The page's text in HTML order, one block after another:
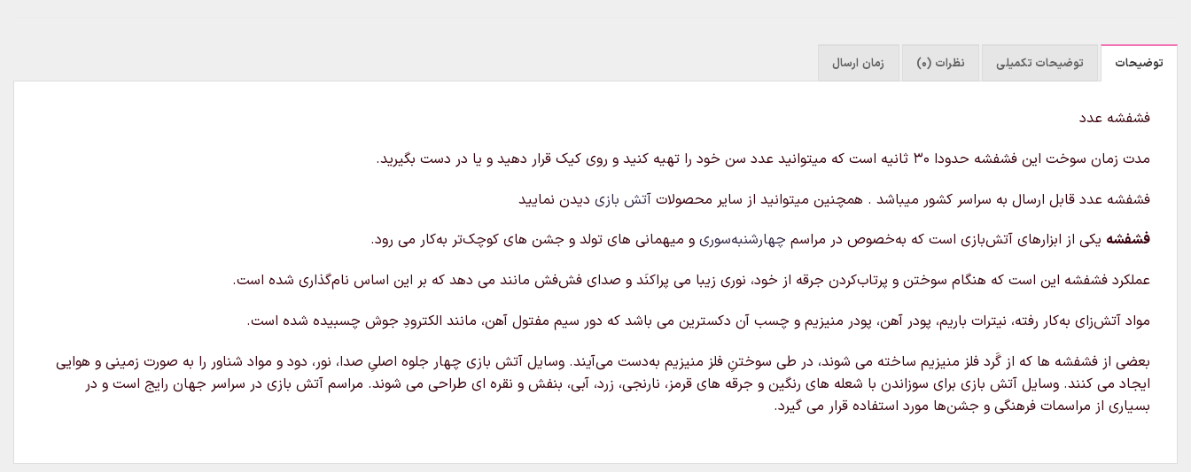
توضیحات توضیحات تکمیلی نظرات (0) زمان ارسال
فشفشه عدد
مدت زمان سوخت این فشفشه حدودا ۳۰ ثانیه است که میتوانید عدد سن خود را تهیه کنید و روی کیک قرار دهید و یا در دست بگیرید.
فشفشه عدد قابل ارسال به سراسر کشور میباشد . همچنین میتوانید از سایر محصولات آتش بازی دیدن نمایید
فشفشه یکی از ابزارهای آتش‌بازی است که به‌خصوص در مراسم چهارشنبه‌سوری و میهمانی‌ های تولد و جشن‌ های کوچک‌تر به‌کار می‌ رود.
عملکرد فشفشه این است که هنگام سوختن و پرتاب‌کردن جرقه از خود، نوری زیبا می‌ پراکنَد و صدای فش‌فش‌ مانند می‌ دهد که بر این اساس نام‌گذاری شده‌ است.
مواد آتش‌زای به‌کار رفته، نیترات باریم، پودر آهن، پودر منیزیم و چسب آن دکسترین می‌ باشد که دور سیم مفتول آهن، مانند الکترودِ جوش چسبیده شده‌ است.
بعضی از فشفشه‌ ها که از گَرد فلز منیزیم ساخته می‌ شوند، در طی سوختنِ فلز منیزیم به‌دست می‌آیند. وسایل آتش بازی چهار جلوه اصلیِ صدا، نور، دود و مواد شناور را به‌ صورت زمینی و هوایی
ایجاد می‌ کنند. وسایل آتش بازی برای سوزاندن با شعله های رنگین و جرقه های قرمز، نارنجی، زرد، آبی، بنفش و نقره ای طراحی می شوند. مراسم آتش بازی در سراسر جهان رایج است و در
بسیاری از مراسمات فرهنگی و جشن‌ها مورد استفاده قرار می گیرد.